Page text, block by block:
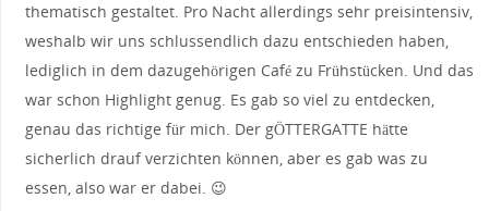
thematisch gestaltet. Pro Nacht allerdings sehr preisintensiv,
weshalb wir uns schlussendlich dazu entschieden haben,
lediglich in dem dazugehörigen Café zu Frühstücken. Und das
war schon Highlight genug. Es gab so viel zu entdecken,
genau das richtige für mich. Der gÖTTERGATTE hätte
sicherlich drauf verzichten können, aber es gab was zu
essen, also war er dabei. 😉